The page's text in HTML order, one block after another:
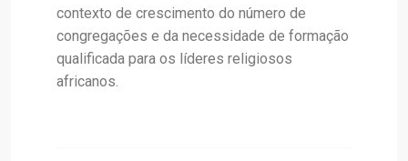
contexto de crescimento do número de
congregações e da necessidade de formação
qualificada para os líderes religiosos
africanos.